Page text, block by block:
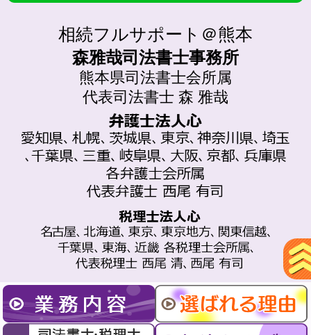
相続フルサポート＠熊本
森雅哉司法書士事務所
熊本県司法書士会所属
代表司法書士 森 雅哉